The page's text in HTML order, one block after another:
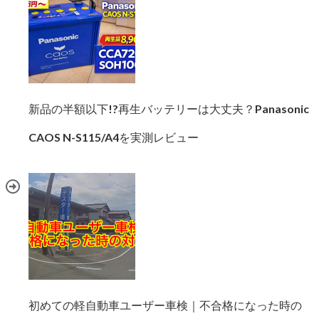
新品の半額以下!?再生バッテリーは大丈夫？Panasonic
CAOS N-S115/A4を実測レビュー
初めての軽自動車ユーザー車検｜不合格になった時の